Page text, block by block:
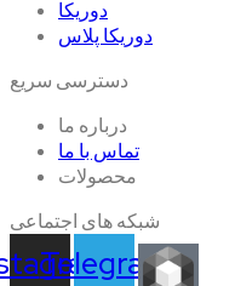
دوریکا
دوریکا پلاس
دسترسی سریع
درباره ما
تماس با ما
محصولات
شبکه های اجتماعی
Telegram